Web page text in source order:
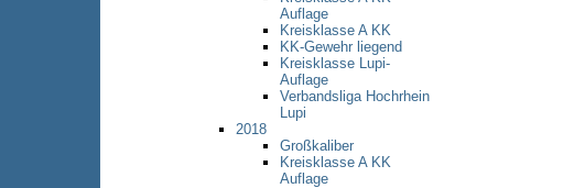
Auflage
Kreisklasse A KK
KK-Gewehr liegend
Kreisklasse Lupi-
Auflage
Verbandsliga Hochrhein
Lupi
2018
Großkaliber
Kreisklasse A KK
Auflage